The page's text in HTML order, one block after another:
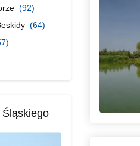
(92)
(64)